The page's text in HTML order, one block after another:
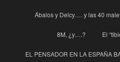
Ábalos y Delcy…. y las 40
8M, ¿y….? El
EL PENSADOR EN LA ESPAÑA